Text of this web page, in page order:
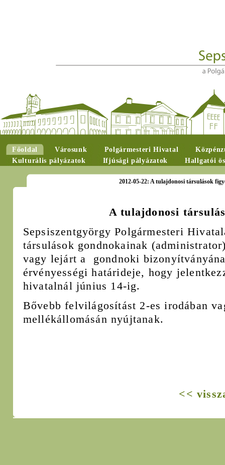
Főoldal Városunk Polgármesteri Hivatal
Kulturális pályázatok
Ifjúsági pályázatok Hallgatói
2012-05-22: A tulajdonosi társulások
A tulajdonosi
Sepsiszentgyörgy Polgármesteri
társulások gondnokainak
vagy lejárt a gondnoki
érvényességi határideje, hogy
hivatalnál június 14-ig.
Bővebb felvilágosítást 2-es irodában
mellékállomásán nyújtanak.
<<